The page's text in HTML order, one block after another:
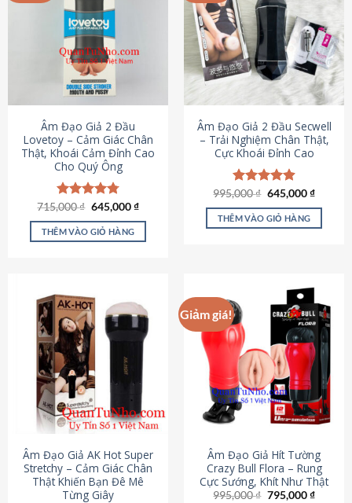
Âm Đạo Giả 2 Đầu
Lovetoy – Cảm Giác Chân
Thật, Khoái Cảm Đỉnh Cao
Cho Quý Ông
Được xếp
hạng4.79
5 sao
715,000₫ Giá
là:
715,000 ₫.
645,000₫Giá
tại
THÊM VÀO GIỎ HÀNG
Âm Đạo Giả 2 Đầu Secwell
– Trải Nghiệm Chân Thật,
Cực Khoái Đỉnh Cao
Được xếp
hạng4.88
5 sao
995,000₫ Giá
là:
995,000 ₫.
645,000₫Giá
tại
THÊM VÀO GIỎ HÀNG
Âm Đạo Giả AK Hot Super
Stretchy – Cảm Giác Chân
Thật Khiến Bạn Đê Mê
Từng Giây
Giảm giá!
Âm Đạo Giả Hít Tường
Crazy Bull Flora – Rung
Cực Sướng, Khít Như Thật
995,000₫ Giá
795,000₫Giá